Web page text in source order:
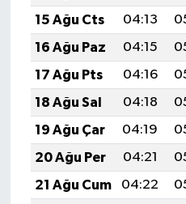
15 Ağu Cts
04:13
16 Ağu Paz
04:15
17 Ağu Pts
04:16
18 Ağu Sal
04:18
19 Ağu Çar
04:19
20 Ağu Per
04:21
21 Ağu Cum
04:22